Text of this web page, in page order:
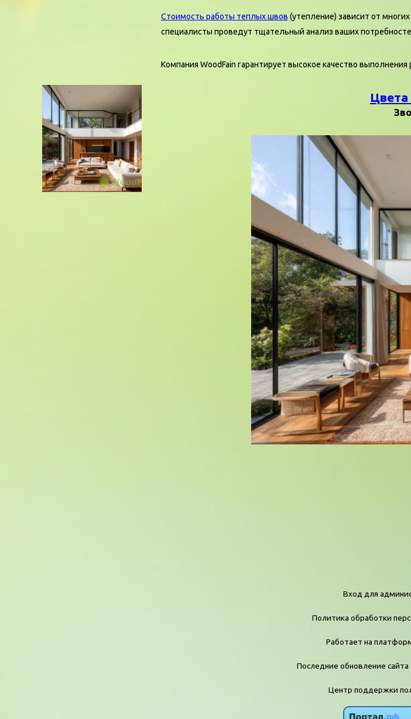
Стоимость работы теплых швов (утепление) зависит от
специалисты проведут тщательный анализ ваших
Компания WoodFain гарантирует высокое качество
Цвета
Вход для
Политика обработки
Работает на
Последние обновление сайта
Центр поддержки